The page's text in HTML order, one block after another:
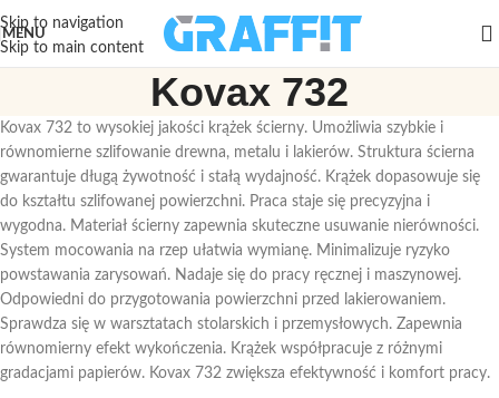
Skip to navigation
Skip to main content
MENU
Kovax 732
Kovax 732 to wysokiej jakości krążek ścierny. Umożliwia szybkie i
równomierne szlifowanie drewna, metalu i lakierów. Struktura ścierna
gwarantuje długą żywotność i stałą wydajność. Krążek dopasowuje się
do kształtu szlifowanej powierzchni. Praca staje się precyzyjna i
wygodna. Materiał ścierny zapewnia skuteczne usuwanie nierówności.
System mocowania na rzep ułatwia wymianę. Minimalizuje ryzyko
powstawania zarysowań. Nadaje się do pracy ręcznej i maszynowej.
Odpowiedni do przygotowania powierzchni przed lakierowaniem.
Sprawdza się w warsztatach stolarskich i przemysłowych. Zapewnia
równomierny efekt wykończenia. Krążek współpracuje z różnymi
gradacjami papierów. Kovax 732 zwiększa efektywność i komfort pracy.